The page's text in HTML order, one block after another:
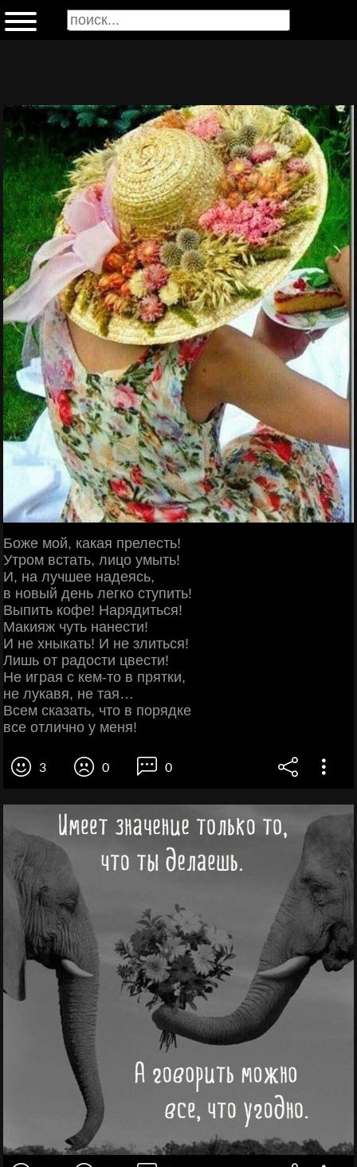
Боже мой, какая прелесть!
Утром встать, лицо умыть!
И, на лучшее надеясь,
в новый день легко ступить!
Выпить кофе! Нарядиться!
Макияж чуть нанести!
И не хныкать! И не злиться!
Лишь от радости цвести!
Не играя с кем-то в прятки,
не лукавя, не тая…
Всем сказать, что в порядке
все отлично у меня!
3 0 0